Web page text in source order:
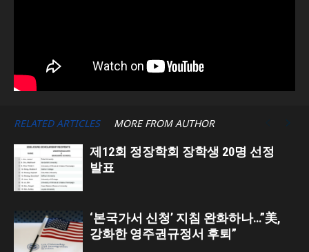
RELATED ARTICLES MORE FROM AUTHOR
제12회 정장학회 장학생 20명 선정
발표
‘본국가서 신청’ 지침 완화하나…”美,
강화한 영주권규정서 후퇴”